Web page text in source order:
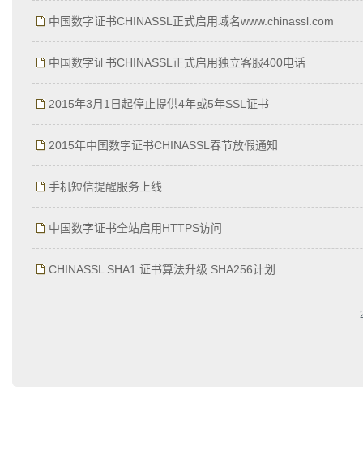
中国数字证书CHINASSL正式启用域名www.chinassl.com
中国数字证书CHINASSL正式启用独立客服400电话
2015年3月1日起停止提供4年或5年SSL证书
2015年中国数字证书CHINASSL春节放假通知
手机短信提醒服务上线
中国数字证书全站启用HTTPS访问
CHINASSL SHA1 证书算法升级 SHA256计划